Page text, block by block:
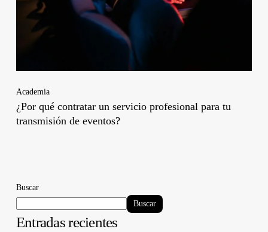
Academia
¿Por qué contratar un servicio profesional para tu
transmisión de eventos?
Buscar
Buscar
Entradas recientes